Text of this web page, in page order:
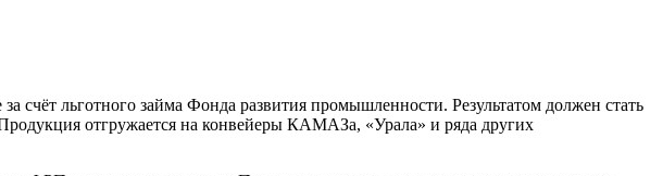
льготного займа Фонда развития промышленности. Результатом должен стать
отгружается на конвейеры КАМАЗа, «Урала» и ряда других